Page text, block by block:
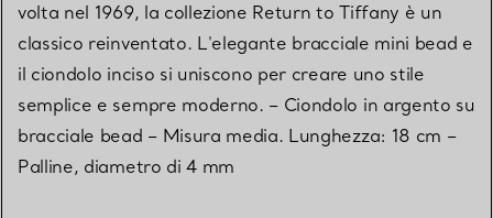
volta nel 1969, la collezione Return to Tiffany è un
classico reinventato. L'elegante bracciale mini bead e
il ciondolo inciso si uniscono per creare uno stile
semplice e sempre moderno. – Ciondolo in argento su
bracciale bead – Misura media. Lunghezza: 18 cm –
Palline, diametro di 4 mm